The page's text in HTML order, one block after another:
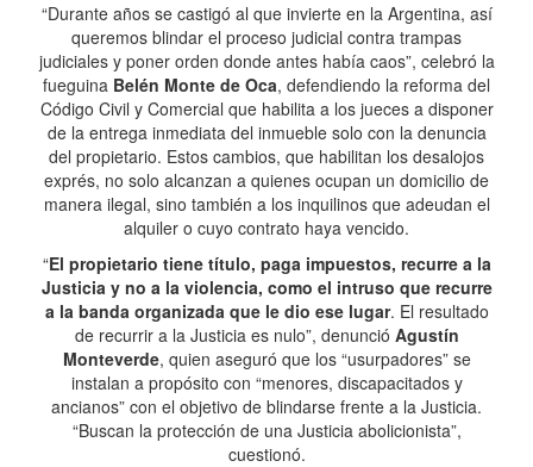
“Durante años se castigó al que invierte en la Argentina, así
queremos blindar el proceso judicial contra trampas
judiciales y poner orden donde antes había caos”, celebró la
fueguina Belén Monte de Oca, defendiendo la reforma del
Código Civil y Comercial que habilita a los jueces a disponer
de la entrega inmediata del inmueble solo con la denuncia
del propietario. Estos cambios, que habilitan los desalojos
exprés, no solo alcanzan a quienes ocupan un domicilio de
manera ilegal, sino también a los inquilinos que adeudan el
alquiler o cuyo contrato haya vencido.
“El propietario tiene título, paga impuestos, recurre a la
Justicia y no a la violencia, como el intruso que recurre
a la banda organizada que le dio ese lugar. El resultado
de recurrir a la Justicia es nulo”, denunció Agustín
Monteverde, quien aseguró que los “usurpadores” se
instalan a propósito con “menores, discapacitados y
ancianos” con el objetivo de blindarse frente a la Justicia.
“Buscan la protección de una Justicia abolicionista”,
cuestionó.